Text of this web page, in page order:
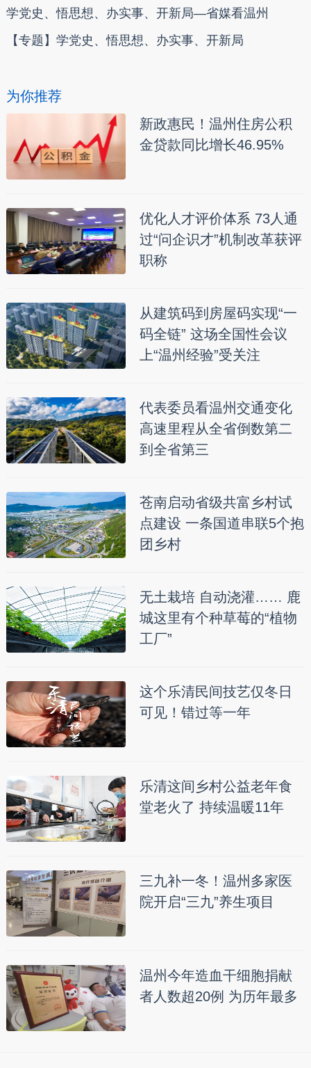
学党史、悟思想、办实事、开新局—省媒看温州
【专题】学党史、悟思想、办实事、开新局
为你推荐
新政惠民！温州住房公积
金贷款同比增长46.95%
优化人才评价体系 73人通
过“问企识才”机制改革获评
职称
从建筑码到房屋码实现“一
码全链” 这场全国性会议
上“温州经验”受关注
代表委员看温州交通变化
高速里程从全省倒数第二
到全省第三
苍南启动省级共富乡村试
点建设 一条国道串联5个抱
团乡村
无土栽培 自动浇灌…… 鹿
城这里有个种草莓的“植物
工厂”
这个乐清民间技艺仅冬日
可见！错过等一年
乐清这间乡村公益老年食
堂老火了 持续温暖11年
三九补一冬！温州多家医
院开启“三九”养生项目
温州今年造血干细胞捐献
者人数超20例 为历年最多